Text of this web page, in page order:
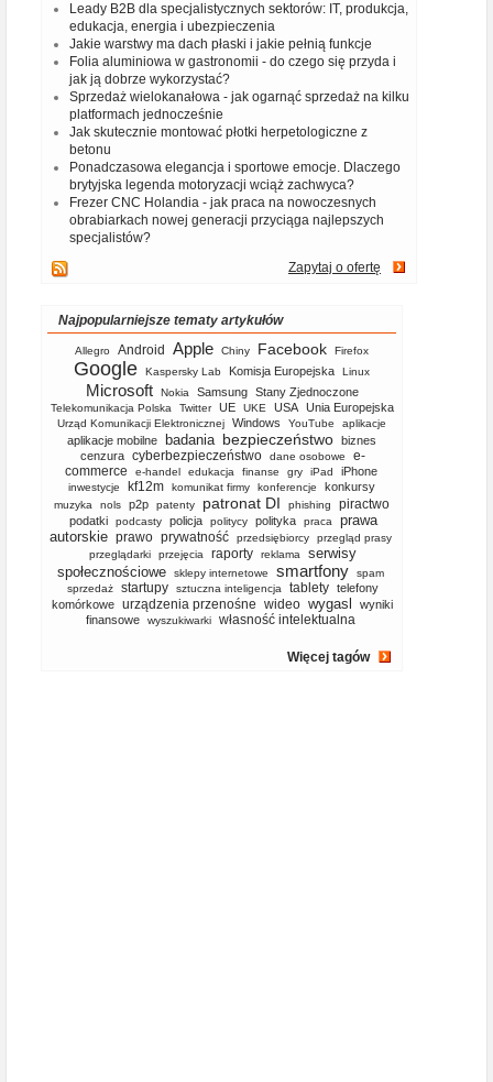
Leady B2B dla specjalistycznych sektorów: IT, produkcja,
edukacja, energia i ubezpieczenia
Jakie warstwy ma dach płaski i jakie pełnią funkcje
Folia aluminiowa w gastronomii - do czego się przyda i
jak ją dobrze wykorzystać?
Sprzedaż wielokanałowa - jak ogarnąć sprzedaż na kilku
platformach jednocześnie
Jak skutecznie montować płotki herpetologiczne z
betonu
Ponadczasowa elegancja i sportowe emocje. Dlaczego
brytyjska legenda motoryzacji wciąż zachwyca?
Frezer CNC Holandia - jak praca na nowoczesnych
obrabiarkach nowej generacji przyciąga najlepszych
specjalistów?
Zapytaj o ofertę
Najpopularniejsze tematy artykułów
Allegro Android Apple Chiny Facebook Firefox
Google Kaspersky Lab Komisja Europejska Linux
Microsoft Nokia Samsung Stany Zjednoczone
Telekomunikacja Polska Twitter UE UKE USA Unia Europejska
Urząd Komunikacji Elektronicznej Windows YouTube aplikacje
aplikacje mobilne badania bezpieczeństwo biznes
cenzura cyberbezpieczeństwo dane osobowe
e-
commerce
e-handel edukacja finanse gry iPad iPhone
inwestycje kf12m komunikat firmy konferencje konkursy
muzyka nols p2p patenty patronat DI phishing piractwo
podatki podcasty policja politycy polityka praca
prawa
autorskie prawo prywatność przedsiębiorcy
przegląd prasy
przeglądarki
przejęcia raporty reklama
serwisy
społecznościowe
sklepy internetowe smartfony
spam
sprzedaż
startupy sztuczna inteligencja tablety telefony
komórkowe
urządzenia przenośne wideo wygasl
wyniki
finansowe
wyszukiwarki własność intelektualna
Więcej tagów